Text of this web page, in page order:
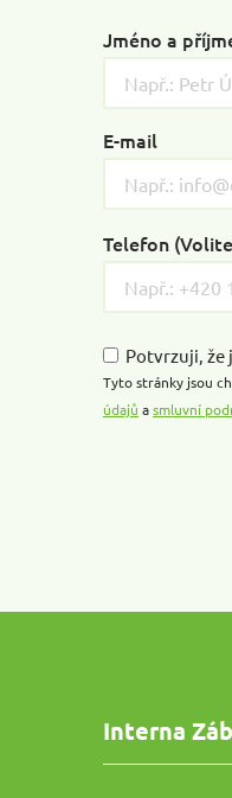
Jméno a
E-mail
Please
leave
this
field
empty.
Telefon
Potvrzuji, že
Tyto stránky jsou
údajů asmluvní
Interna